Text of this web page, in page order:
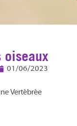
01/06/2023
Vertébrée